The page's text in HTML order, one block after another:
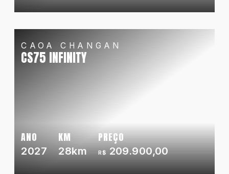
CAOA CHANGAN
CS75 INFINITY
ANO
2027
KM
28km
PREÇO
R$209.900,00